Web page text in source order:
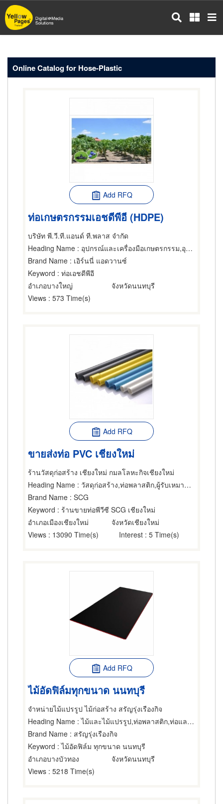
Skip
to
main
Online Catalog for Hose-Plastic
Add RFQ
ท่อเกษตรกรรมเอชดีพีอี (HDPE)
บริษัท พี.วี.ที.แอนด์ ที.พลาส จำกัด
Heading Name : อุปกรณ์และเครื่องมือเกษตรกรรม,อุปกรณ์และเครื่องมือเกษตรกรรม,ท่อพลาสติก
Brand Name : เอิร์นนี่ แอดวานซ์
Keyword : ท่อเอชดีพีอี
อำเภอบางใหญ่
จังหวัดนนทบุรี
Views : 573 Time(s)
Add RFQ
ขายส่งท่อ PVC เชียงใหม่
ร้านวัสดุก่อสร้าง เชียงใหม่ กมลโลหะกิจเชียงใหม่
Heading Name : วัสดุก่อสร้าง,ท่อพลาสติก,ผู้รับเหมาท่อน้ำและท่อระบาย
Brand Name : SCG
Keyword : ร้านขายท่อพีวีซี SCG เชียงใหม่
อำเภอเมืองเชียงใหม่
จังหวัดเชียงใหม่
Views : 13090 Time(s) Interest : 5 Time(s)
Add RFQ
ไม้อัดฟิล์มทุกขนาด นนทบุรี
จำหน่ายไม้แปรรูป ไม้ก่อสร้าง สรัญรุ่งเรืองกิจ
Heading Name : ไม้และไม้แปรรูป,ท่อพลาสติก,ท่อและอุปกรณ์ข้อต่อ
Brand Name : สรัญรุ่งเรืองกิจ
Keyword : ไม้อัดฟิล์ม ทุกขนาด นนทบุรี
อำเภอบางบัวทอง
จังหวัดนนทบุรี
Views : 5218 Time(s)